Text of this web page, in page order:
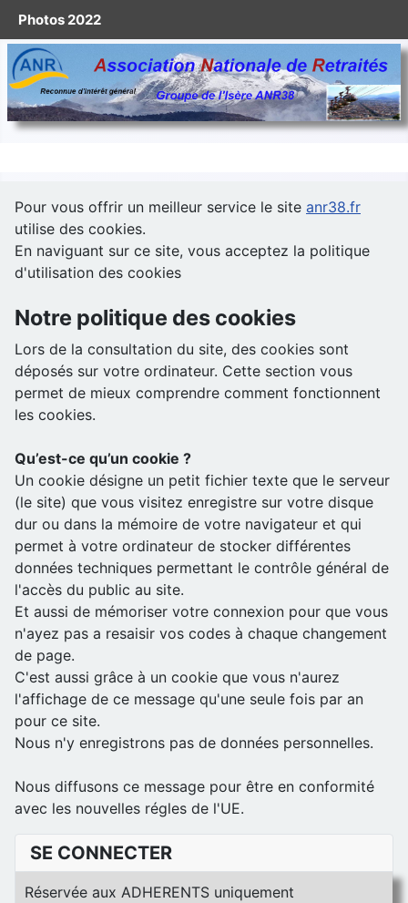
Pour vous offrir un meilleur service le site anr38.fr
utilise des cookies.
En naviguant sur ce site, vous acceptez la politique
d'utilisation des cookies
Notre politique des cookies
Lors de la consultation du site, des cookies sont
déposés sur votre ordinateur. Cette section vous
permet de mieux comprendre comment fonctionnent
les cookies.
Qu’est-ce qu’un cookie ?
Un cookie désigne un petit fichier texte que le serveur
(le site) que vous visitez enregistre sur votre disque
dur ou dans la mémoire de votre navigateur et qui
permet à votre ordinateur de stocker différentes
données techniques permettant le contrôle général de
l'accès du public au site.
Et aussi de mémoriser votre connexion pour que vous
n'ayez pas a resaisir vos codes à chaque changement
de page.
C'est aussi grâce à un cookie que vous n'aurez
l'affichage de ce message qu'une seule fois par an
pour ce site.
Nous n'y enregistrons pas de données personnelles.
Nous diffusons ce message pour être en conformité
avec les nouvelles régles de l'UE.
SE CONNECTER
Réservée aux ADHERENTS uniquement
Photos 2022